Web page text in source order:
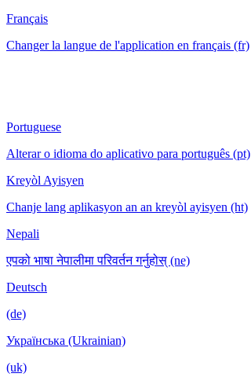
Français
Changer la langue de l'application en français (fr)
Portuguese
Alterar o idioma do aplicativo para português (pt)
Kreyòl Ayisyen
Chanje lang aplikasyon an an kreyòl ayisyen (ht)
Nepali
एपको भाषा नेपालीमा परिवर्तन गर्नुहोस् (ne)
Deutsch
(de)
Українська (Ukrainian)
(uk)